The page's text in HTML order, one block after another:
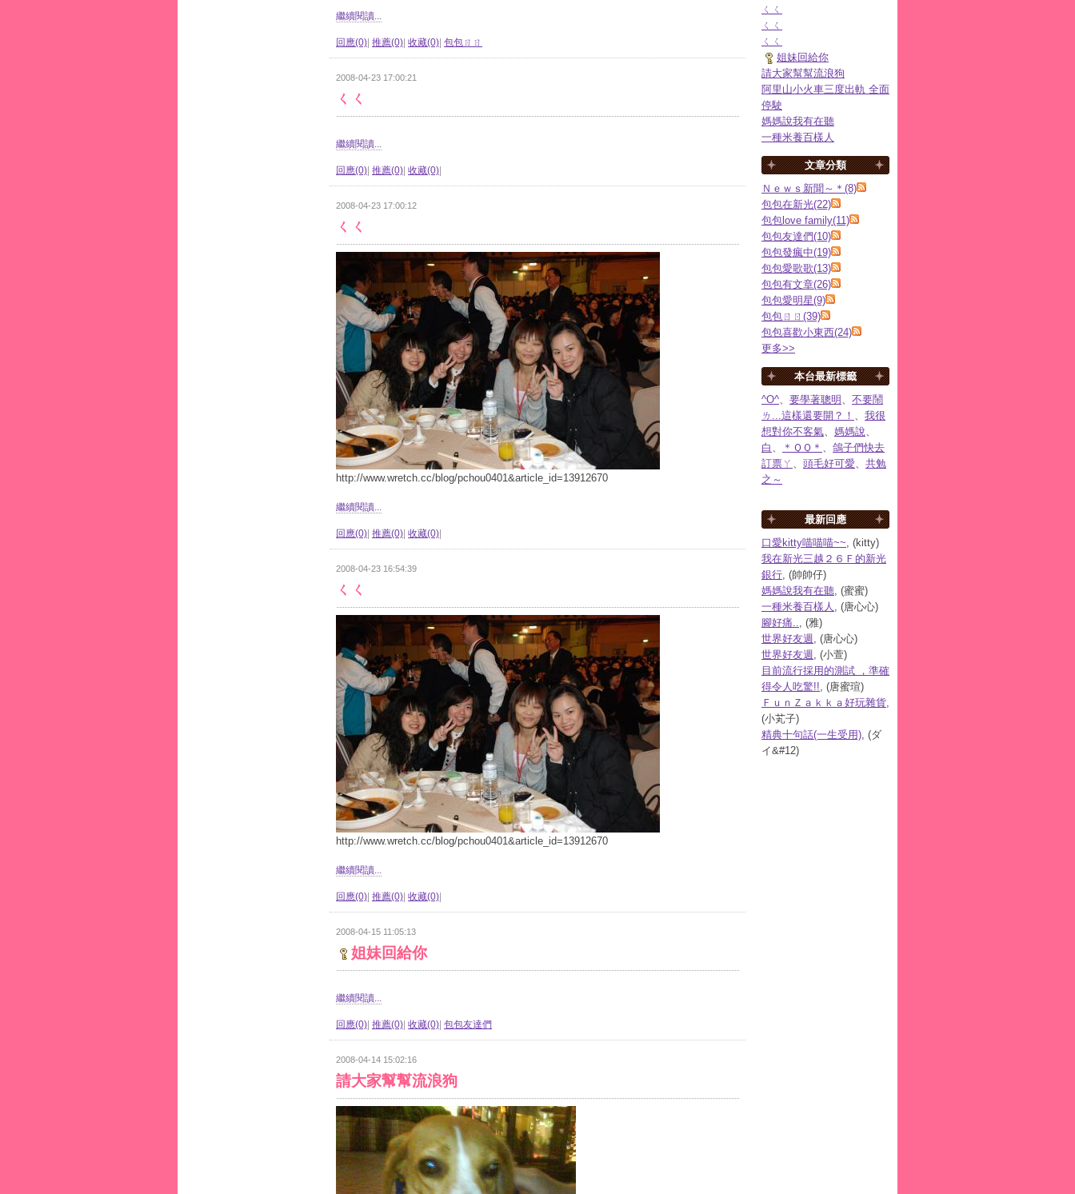
繼續閱讀...
回應(0) 推薦(0) 收藏(0) 包包ㄖㄖ
2008-04-23 17:00:21
ㄑㄑ
繼續閱讀...
回應(0) 推薦(0) 收藏(0)
2008-04-23 17:00:12
ㄑㄑ
http://www.wretch.cc/blog/pchou0401&article_id=13912670
繼續閱讀...
回應(0) 推薦(0) 收藏(0)
2008-04-23 16:54:39
ㄑㄑ
http://www.wretch.cc/blog/pchou0401&article_id=13912670
繼續閱讀...
回應(0) 推薦(0) 收藏(0)
2008-04-15 11:05:13
姐妹回給你
繼續閱讀...
回應(0) 推薦(0) 收藏(0) 包包友達們
2008-04-14 15:02:16
請大家幫幫流浪狗
ㄑㄑ
ㄑㄑ
ㄑㄑ
姐妹回給你
請大家幫幫流浪狗
阿里山小火車三度出軌 全面
停駛
媽媽說我有在聽
一種米養百樣人
文章分類
Ｎｅｗｓ新聞～＊(8)
包包在新光(22)
包包love family(11)
包包友達們(10)
包包發瘋中(19)
包包愛歌歌(13)
包包有文章(26)
包包愛明星(9)
包包ㄖㄖ(39)
包包喜歡小東西(24)
更多>>
本台最新標籤
^O^、 要學著聰明 、 不要鬧
ㄌ...這樣還要開？！ 、 我很
想對你不客氣、 媽媽說、
白 、 ＊ＱＱ＊ 、 鴿子們快去
訂票ㄚ 、 頭毛好可愛、 共勉
之～
最新回應
口愛kitty喵喵喵~~, (kitty)
我在新光三越２６Ｆ的新光
銀行, (帥帥仔)
媽媽說我有在聽, (蜜蜜)
一種米養百樣人 , (唐心心)
腳好痛.., (雅)
世界好友週, (唐心心)
世界好友週, (小萱)
目前流行採用的測試 ，準確
得令人吃驚!!, (唐蜜瑄)
ＦｕｎＺａｋｋａ好玩雜貨,
(小芄子)
精典十句話(一生受用), (ダ
イ&#12)